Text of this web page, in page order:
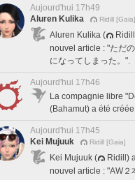
Aujourd'hui 17h49
Aluren Kulika
Ridill [Gaia]
Aluren Kulika (
nouvel article : "ただ
になってしまった。".
Aujourd'hui 17h46
La compagnie libre
(Bahamut) a été
Aujourd'hui 17h45
Kei Mujuuk
Ridill [Gaia]
Kei Mujuuk (
Ridill)
nouvel article : "AW２